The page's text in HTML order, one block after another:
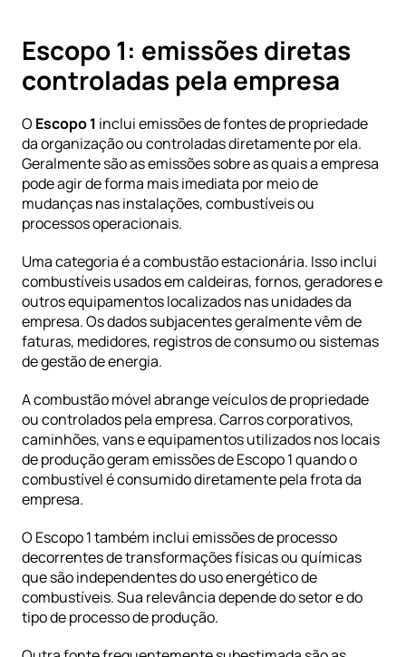
Escopo 1: emissões diretas
controladas pela empresa
O Escopo 1 inclui emissões de fontes de propriedade
da organização ou controladas diretamente por ela.
Geralmente são as emissões sobre as quais a empresa
pode agir de forma mais imediata por meio de
mudanças nas instalações, combustíveis ou
processos operacionais.
Uma categoria é a combustão estacionária. Isso inclui
combustíveis usados em caldeiras, fornos, geradores e
outros equipamentos localizados nas unidades da
empresa. Os dados subjacentes geralmente vêm de
faturas, medidores, registros de consumo ou sistemas
de gestão de energia.
A combustão móvel abrange veículos de propriedade
ou controlados pela empresa. Carros corporativos,
caminhões, vans e equipamentos utilizados nos locais
de produção geram emissões de Escopo 1 quando o
combustível é consumido diretamente pela frota da
empresa.
O Escopo 1 também inclui emissões de processo
decorrentes de transformações físicas ou químicas
que são independentes do uso energético de
combustíveis. Sua relevância depende do setor e do
tipo de processo de produção.